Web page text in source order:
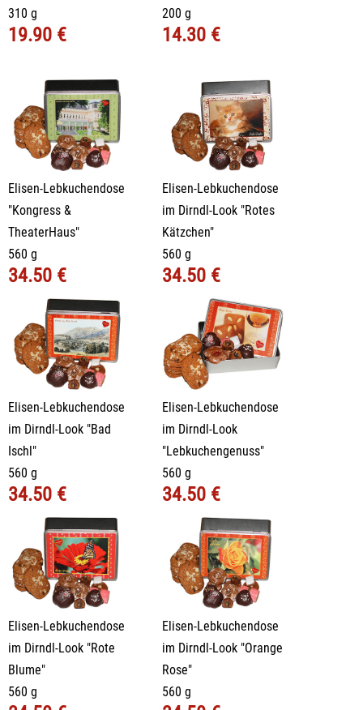
310 g
19.90 €
200 g
14.30 €
Elisen-Lebkuchendose
"Kongress &
TheaterHaus"
560 g
34.50 €
Elisen-Lebkuchendose
im Dirndl-Look "Rotes
Kätzchen"
560 g
34.50 €
Elisen-Lebkuchendose
im Dirndl-Look "Bad
Ischl"
560 g
34.50 €
Elisen-Lebkuchendose
im Dirndl-Look
"Lebkuchengenuss"
560 g
34.50 €
Elisen-Lebkuchendose
im Dirndl-Look "Rote
Blume"
560 g
Elisen-Lebkuchendose
im Dirndl-Look "Orange
Rose"
560 g